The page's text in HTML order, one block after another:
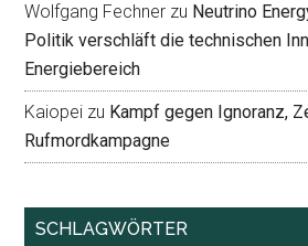
Wolfgang Fechner zu Neutrino
Politik verschläft die technischen
Energiebereich
Kaiopei zu Kampf gegen Ignoranz,
Rufmordkampagne
SCHLAGWÖRTER